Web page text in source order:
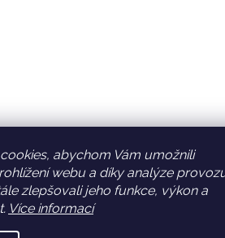
abychom Vám umožnili
webu a díky analýze
zlepšovali jeho funkce, výkon a
Více informací
Facebook Věrnostní